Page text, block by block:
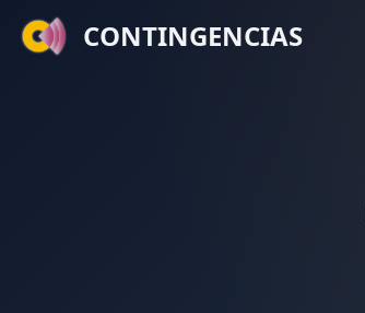
CONTINGENCIAS